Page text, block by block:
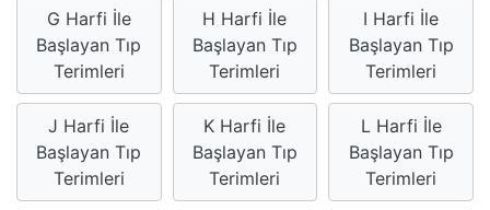
G Harfi İle
Başlayan Tıp
Terimleri
H Harfi İle
Başlayan Tıp
Terimleri
I Harfi İle
Başlayan Tıp
Terimleri
J Harfi İle
Başlayan Tıp
Terimleri
K Harfi İle
Başlayan Tıp
Terimleri
L Harfi İle
Başlayan Tıp
Terimleri